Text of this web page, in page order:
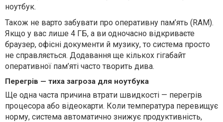
ноутбук.
Також не варто забувати про оперативну пам’ять (RAM).
Якщо у вас лише 4 ГБ, а ви одночасно відкриваєте
браузер, офісні документи й музику, то система просто
не справляється. Додавання ще кількох гігабайт
оперативної пам’яті часто творить дива.
Перегрів — тиха загроза для ноутбука
Ще одна часта причина втрати швидкості — перегрів
процесора або відеокарти. Коли температура перевищує
норму, система автоматично знижує продуктивність,